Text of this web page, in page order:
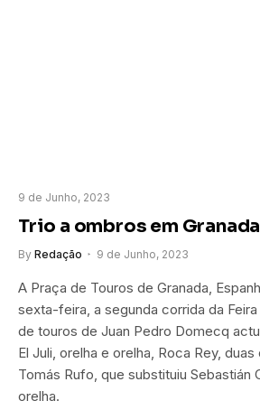
9 de Junho, 2023
Trio a ombros em Granada
By Redação 9 de Junho, 2023
A Praça de Touros de Granada,
sexta-feira, a segunda corrida da
de touros de Juan Pedro Domecq
El Juli, orelha e orelha, Roca Rey,
Tomás Rufo, que substituiu Sebastián
orelha.